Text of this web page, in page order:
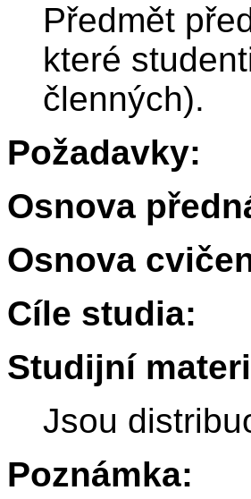
Předmět
které
členných).
Požadavky:
Osnova
Osnova
Cíle studia:
Studijní
Jsou
Poznámka: